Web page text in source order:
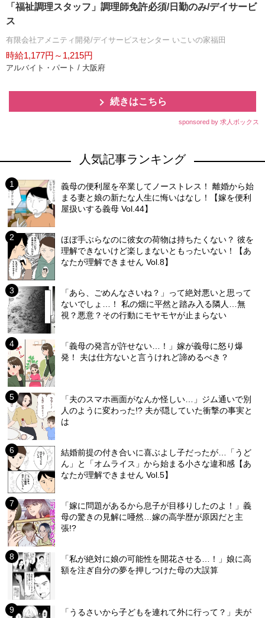
「福祉調理スタッフ」調理師免許必須/日勤のみ/デイサービ
ス
有限会社アメニティ開発/デイサービスセンター いこいの家福田
時給1,177円～1,215円
アルバイト・パート / 大阪府
続きはこちら
sponsored by 求人ボックス
人気記事ランキング
義母の便利屋を卒業してノーストレス！ 離婚から始
まる妻と娘の新たな人生に悔いはなし！【嫁を便利
屋扱いする義母 Vol.44】
ほぼ手ぶらなのに彼女の荷物は持ちたくない？ 彼を
理解できないけど楽しまないともったいない！【あ
なたが理解できません Vol.8】
「あら、ごめんなさいね？」って絶対悪いと思って
ないでしょ…！ 私の畑に平然と踏み入る隣人…無
視？悪意？その行動にモヤモヤが止まらない
「義母の発言が許せない…！」嫁が義母に怒り爆
発！ 夫は仕方ないと言うけれど諦めるべき？
「夫のスマホ画面がなんか怪しい…」ジム通いで別
人のように変わった!? 夫が隠していた衝撃の事実と
は
結婚前提の付き合いに喜ぶよし子だったが…「うど
ん」と「オムライス」から始まる小さな違和感【あ
なたが理解できません Vol.5】
「嫁に問題があるから息子が目移りしたのよ！」義
母の驚きの見解に唖然…嫁の高学歴が原因だと主
張!?
「私が絶対に娘の可能性を開花させる…！」娘に高
額を注ぎ自分の夢を押しつけた母の大誤算
「うるさいから子どもを連れて外に行って？」夫が